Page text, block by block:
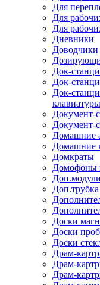
Для
Для
Для
Дневники
Доводчики
Док-
Док-
Док-
клавиатуры
Документ-
Документ-
Домашние
Домашние
Домкраты
Домофоны
Доски
Доски
Доски
Драм-
Драм-
Драм-